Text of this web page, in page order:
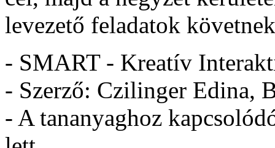
levezető feladatok
- SMART - Kreatív
- Szerző: Czilinger Edina,
- A tananyaghoz